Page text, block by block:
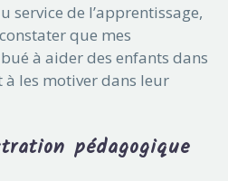
service de l’apprentissage,
que mes
à aider des enfants dans
les motiver dans leur
pédagogique